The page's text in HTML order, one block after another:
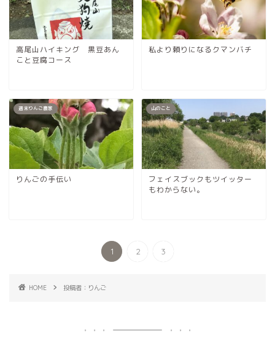
高尾山ハイキング 黒豆あん
こと豆腐コース
私より頼りになるクマンバチ
週末りんご農家
りんごの手伝い
山のこと
フェイスブックもツイッター
もわからない。
1 2 3
HOME 投稿者：りんご